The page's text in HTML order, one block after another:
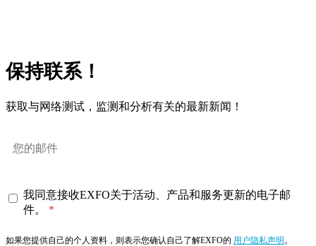
保持联系！
获取与网络测试，监测和分析有关的最新新闻！
我同意接收EXFO关于活动、产品和服务更新的电子邮
件。
如果您提供自己的个人资料，则表示您确认自己了解EXFO的 用户隐私声明 。